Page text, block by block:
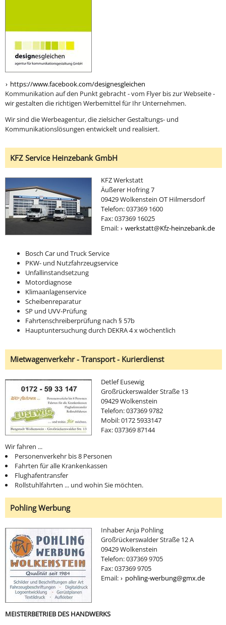
https://www.facebook.com/designesgleichen
Kommunikation auf den Punkt gebracht - vom Flyer bis zur Webseite -
wir gestalten die richtigen Werbemittel für Ihr Unternehmen.
Wir sind die Werbeagentur, die zielsicher Gestaltungs- und
Kommunikationslösungen entwickelt und realisiert.
KFZ Service Heinzebank GmbH
KFZ Werkstatt
Äußerer Hofring 7
09429 Wolkenstein OT Hilmersdorf
Telefon: 037369 1600
Fax: 037369 16025
Email:
werkstatt@Kfz-heinzebank.de
Bosch Car und Truck Service
PKW- und Nutzfahrzeugservice
Unfallinstandsetzung
Motordiagnose
Klimaanlagenservice
Scheibenreparatur
SP und UVV-Prüfung
Fahrtenschreiberprüfung nach § 57b
Hauptuntersuchung durch DEKRA 4 x wöchentlich
Mietwagenverkehr - Transport - Kurierdienst
Detlef Eusewig
Großrückerswalder Straße 13
09429 Wolkenstein
Telefon: 037369 9782
Mobil: 0172 5933147
Fax: 037369 87144
Wir fahren ...
Personenverkehr bis 8 Personen
Fahrten für alle Krankenkassen
Flughafentransfer
Rollstuhlfahrten ... und wohin Sie möchten.
Pohling Werbung
Inhaber Anja Pohling
Großrückerswalder Straße 12 A
09429 Wolkenstein
Telefon: 037369 9705
Fax: 037369 9705
Email:
pohling-werbung@gmx.de
MEISTERBETRIEB DES HANDWERKS